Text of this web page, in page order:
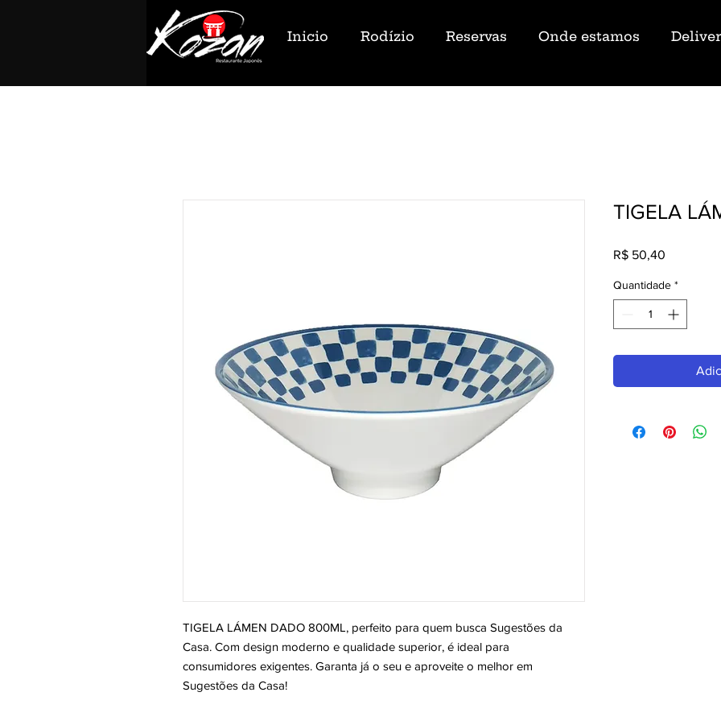
Inicio Rodízio Reservas Onde estamos
TIGELA LÁMEN DADO 800ML, perfeito para quem busca Sugestões da
Casa. Com design moderno e qualidade superior, é ideal para
consumidores exigentes. Garanta já o seu e aproveite o melhor em
Sugestões da Casa!
TIGELA
R$ 50,40
Quantidade *